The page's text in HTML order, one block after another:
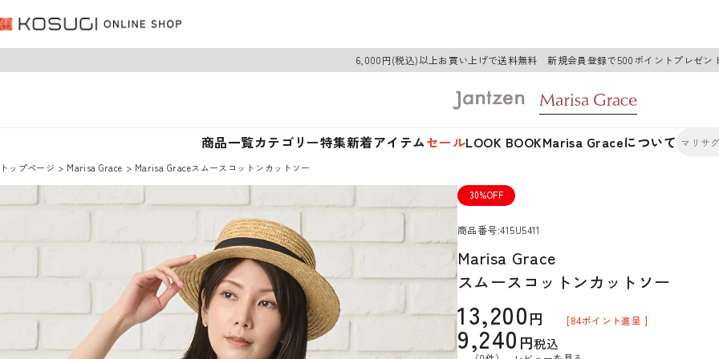
6,000円(税込)以上お買い上げで送料無料 新規会員登録で500ポイントプレゼン
商品一覧カテゴリー特集新着アイテムセールLOOK BOOKMarisa Graceについて
トップページ Marisa Grace Marisa Graceスムースコットンカットソー
30%OFF
商品番号 415U5411
Marisa Grace
スムースコットンカットソー
13,200
9,240 税込
[84ポイント進呈 ]